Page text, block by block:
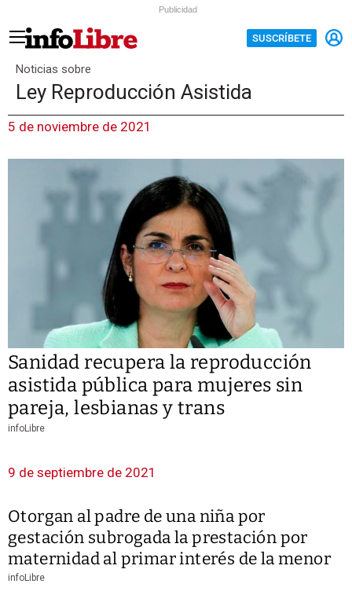
Publicidad
SUSCRÍBETE
Noticias sobre
Ley Reproducción Asistida
5 de noviembre de 2021
Sanidad recupera la reproducción
asistida pública para mujeres sin
pareja, lesbianas y trans
infoLibre
9 de septiembre de 2021
Otorgan al padre de una niña por
gestación subrogada la prestación por
maternidad al primar interés de la menor
infoLibre